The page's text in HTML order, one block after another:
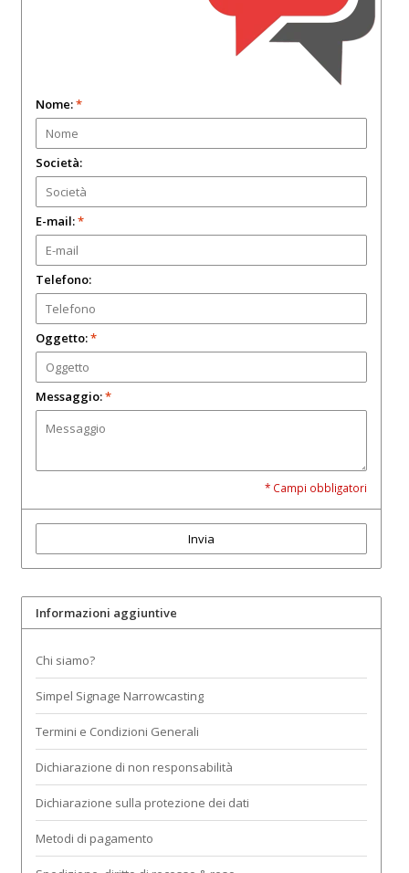
Nome:*
Società:
E-mail:*
Telefono:
Oggetto:*
Messaggio:*
* Campi obbligatori
Invia
Informazioni aggiuntive
Chi siamo?
Simpel Signage Narrowcasting
Termini e Condizioni Generali
Dichiarazione di non responsabilità
Dichiarazione sulla protezione dei dati
Metodi di pagamento